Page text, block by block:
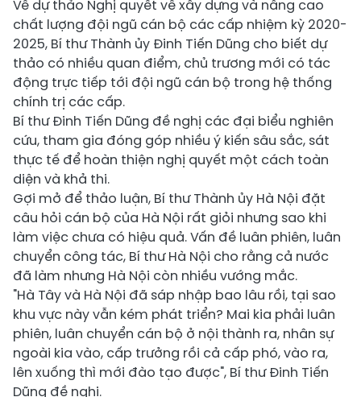
Về dự thảo Nghị quyết về xây dựng và nâng cao
chất lượng đội ngũ cán bộ các cấp nhiệm kỳ 2020-
2025, Bí thư Thành ủy Đinh Tiến Dũng cho biết dự
thảo có nhiều quan điểm, chủ trương mới có tác
động trực tiếp tới đội ngũ cán bộ trong hệ thống
chính trị các cấp.
Bí thư Đinh Tiến Dũng đề nghị các đại biểu nghiên
cứu, tham gia đóng góp nhiều ý kiến sâu sắc, sát
thực tế để hoàn thiện nghị quyết một cách toàn
diện và khả thi.
Gợi mở để thảo luận, Bí thư Thành ủy Hà Nội đặt
câu hỏi cán bộ của Hà Nội rất giỏi nhưng sao khi
làm việc chưa có hiệu quả. Vấn đề luân phiên, luân
chuyển công tác, Bí thư Hà Nội cho rằng cả nước
đã làm nhưng Hà Nội còn nhiều vướng mắc.
"Hà Tây và Hà Nội đã sáp nhập bao lâu rồi, tại sao
khu vực này vẫn kém phát triển? Mai kia phải luân
phiên, luân chuyển cán bộ ở nội thành ra, nhân sự
ngoài kia vào, cấp trưởng rồi cả cấp phó, vào ra,
lên xuống thì mới đào tạo được", Bí thư Đinh Tiến
Dũng đề nghị.